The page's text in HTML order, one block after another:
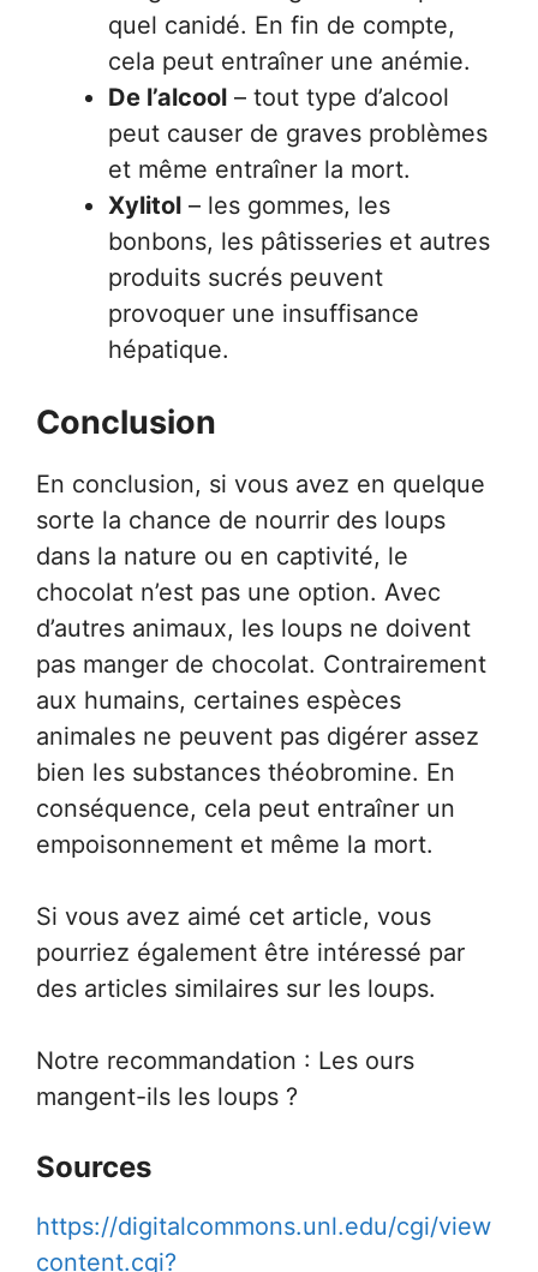
quel canidé. En fin de compte,
cela peut entraîner une anémie.
De l’alcool – tout type d’alcool
peut causer de graves problèmes
et même entraîner la mort.
Xylitol – les gommes, les
bonbons, les pâtisseries et autres
produits sucrés peuvent
provoquer une insuffisance
hépatique.
Conclusion
En conclusion, si vous avez en quelque
sorte la chance de nourrir des loups
dans la nature ou en captivité, le
chocolat n’est pas une option. Avec
d’autres animaux, les loups ne doivent
pas manger de chocolat. Contrairement
aux humains, certaines espèces
animales ne peuvent pas digérer assez
bien les substances théobromine. En
conséquence, cela peut entraîner un
empoisonnement et même la mort.
Si vous avez aimé cet article, vous
pourriez également être intéressé par
des articles similaires sur les loups.
Notre recommandation : Les ours
mangent-ils les loups ?
Sources
https://digitalcommons.unl.edu/cgi/view
content.cgi?